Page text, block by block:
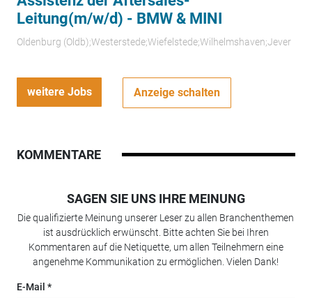
Leitung(m/w/d) - BMW & MINI
Oldenburg (Oldb);Westerstede;Wiefelstede;Wilhelmshaven;Jever
weitere Jobs Anzeige schalten
KOMMENTARE
SAGEN SIE UNS IHRE MEINUNG
Die qualifizierte Meinung unserer Leser zu allen Branchenthemen
ist ausdrücklich erwünscht. Bitte achten Sie bei Ihren
Kommentaren auf die Netiquette, um allen Teilnehmern eine
angenehme Kommunikation zu ermöglichen. Vielen Dank!
E-Mail